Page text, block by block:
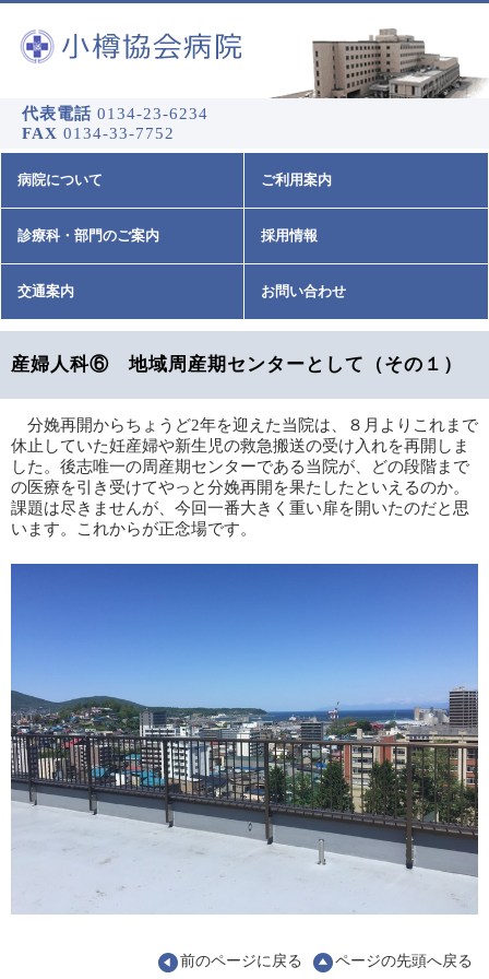
代表電話 0134-23-6234
FAX 0134-33-7752
病院について ご利用案内
診療科・部門のご案内 採用情報
交通案内 お問い合わせ
産婦人科⑥ 地域周産期センターとして（その１）
分娩再開からちょうど2年を迎えた当院は、８月よりこれまで
休止していた妊産婦や新生児の救急搬送の受け入れを再開しま
した。後志唯一の周産期センターである当院が、どの段階まで
の医療を引き受けてやっと分娩再開を果たしたといえるのか。
課題は尽きませんが、今回一番大きく重い扉を開いたのだと思
います。これからが正念場です。
前のページに戻る ページの先頭へ戻る